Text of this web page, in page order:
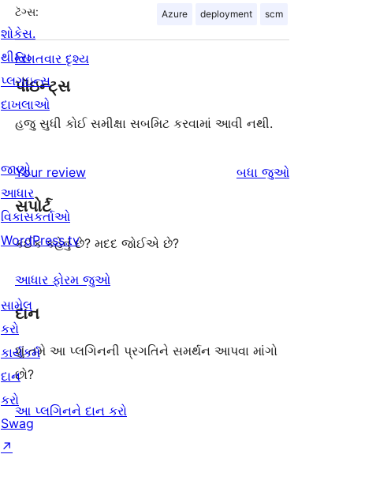
ટૅગ્સ: Azure deployment scm
વિગતવાર દૃશ્ય
પૉઇન્ટ્સ
હજુ સુધી કોઈ સમીક્ષા સબમિટ કરવામાં આવી નથી.
Your review બધા સમીક્ષાઓ
જુઓ
સપોર્ટ
કંઈક કહેવું છે? મદદ જોઈએ છે?
આધાર ફોરમ જુઓ
દાન
શું તમે આ પ્લગિનની પ્રગતિને સમર્થન આપવા માંગો
છો?
આ પ્લગિનને દાન કરો
શોકેસ.
થીમ્સ
પ્લગઇન્સ
દાખલાઓ
જાણો
આધાર
વિકાસકર્તાઓ
WordPress.tv
સામેલ
કરો
કાર્યકર્મ
દાન
કરો
Swag
↗